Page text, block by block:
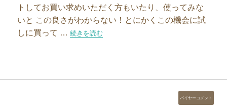
トしてお買い求めいただく方もいたり、使ってみな
いと この良さがわからない！とにかくこの機会に試
しに買って …“【スタッシャー】食洗機で洗う”の
続きを読む
カ
テ
バイヤーコメント